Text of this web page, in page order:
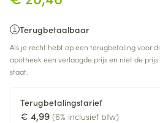
Terugbetaalbaar
Als je recht hebt op een terugbetaling voor
apotheek een verlaagde prijs en niet de
staat.
Terugbetalingstarief
€ 4,99 (6% inclusief btw)